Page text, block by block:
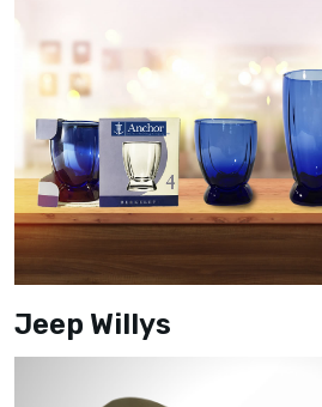
Jeep Willys